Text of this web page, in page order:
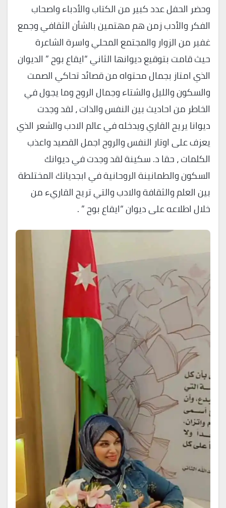
وحضر الحفل عدد كبير من الكتاب والأدباء واصحاب
الفكر والأدب زمن هم مهتمين بالشأن الثقافي وجمع
غفير من الزوار والمجتمع المحلي واسرة الشاعرة
حيث قامت بتوقيع ديوانها الثاني “ايقاع بوح ” الديوان
الذي امتاز بجمال محتواه من قصائد تحاكي الصمت
والسكون والليل والشتاء وجمال الروح وما يجول في
الخاطر من احاديث بين النفس والذات ، لقد وجدت
ديوانا يريح القاري ويدخله في عالم الادب والشعر الذي
يعزف على اوتار النفس والروح اجمل القصيد واعذب
الكلمات ، حقا د. سكينة لقد وجدت في ديوانك
السكون والطمانينة الروحانية في ابجدياتك المختلطة
بين العلم والثقافة والادب والتي تريح القاريء من
خلال اطلاعه على ديوان “ايقاع بوح ” .